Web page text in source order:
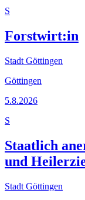
S
Forstwirt:in
Stadt Göttingen
Göttingen
5.8.2026
S
Staatlich
und
Stadt Göttingen